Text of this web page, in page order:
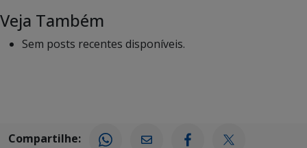
Veja Também
Sem posts recentes disponíveis.
Compartilhe: